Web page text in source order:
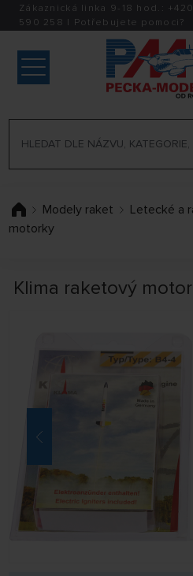
Zákaznická linka 9-18 hod.: +420
590 258 | Potřebujete pomoci?
Modely raket
Letecké a
motorky
Klima raketový